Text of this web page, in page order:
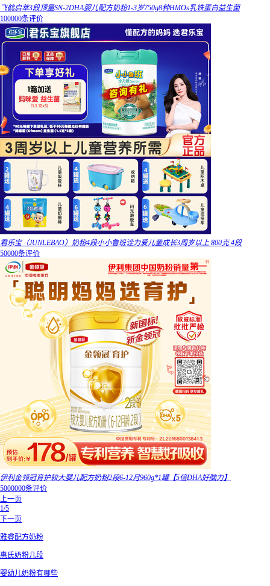
飞鹤启萃3段顶量SN-2DHA婴儿配方奶粉1-3岁750g8种HMOs乳铁蛋白益生菌
100000条评价
君乐宝（JUNLEBAO）奶粉4段小小鲁班诠力爱儿童成长3周岁以上 800克 4段
50000条评价
伊利金领冠育护较大婴儿配方奶粉2段6-12月960g*1罐【5倍DHA好脑力】
5000000条评价
上一页
1/5
下一页
雅睿配方奶粉
惠氏奶粉几段
婴幼儿奶粉有哪些